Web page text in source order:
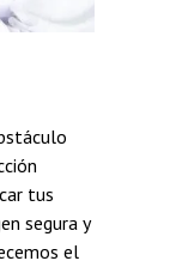
tus
segura y
el